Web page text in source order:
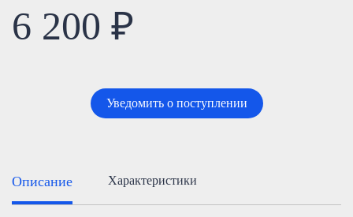
6 200 ₽
Уведомить о поступлении
Описание Характеристики